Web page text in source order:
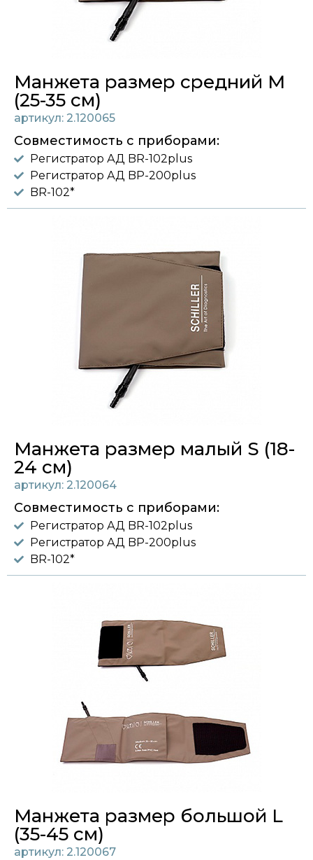
Манжета размер средний M
(25-35 см)
артикул: 2.120065
Совместимость с приборами:
Регистратор АД BR-102plus
Регистратор АД BP-200plus
BR-102*
Манжета размер малый S (18-
24 см)
артикул: 2.120064
Совместимость с приборами:
Регистратор АД BR-102plus
Регистратор АД BP-200plus
BR-102*
Манжета размер большой L
(35-45 см)
артикул: 2.120067